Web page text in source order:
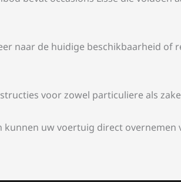
naar de huidige beschikbaarheid of
voor zowel particuliere als
uw voertuig direct overnemen